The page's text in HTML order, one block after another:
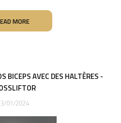
MORE
BICEPS AVEC DES HALTÈRES -
01/2024